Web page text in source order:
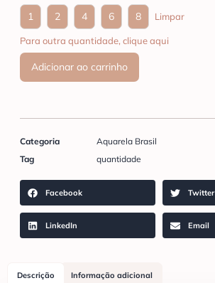
1
2 4 6 8 Limpar
Para outra quantidade, clique aqui
Adicionar ao carrinho
Categoria
Aquarela Brasil
Tag
quantidade
Facebook Twitter
LinkedIn Email
Descrição Informação adicional